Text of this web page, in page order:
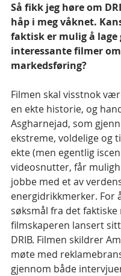
Så fikk jeg høre om
håp i meg våknet.
faktisk er mulig å lage
interessante filmer om
markedsføring?
Filmen skal visstnok
en ekte historie, og
Asgharnejad, som
ekstreme, voldelige og
ekte (men egentlig
videosnutter, får
jobbe med et av
energidrikkmerker. For
søksmål fra det
filmskaperen lansert
DRIB. Filmen skildrer
møte med
gjennom både